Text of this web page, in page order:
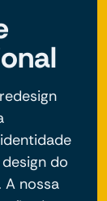
do
A nossa